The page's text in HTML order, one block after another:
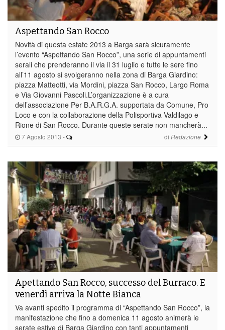
7 Agosto 2013 - di Redazione
Aspettando San Rocco
Novità di questa estate 2013 a Barga sarà sicuramente
l’evento “Aspettando San Rocco”, una serie di appuntamenti
serali che prenderanno il via il 31 luglio e tutte le sere fino
all’11 agosto si svolgeranno nella zona di Barga Giardino:
piazza Matteotti, via Mordini, piazza San Rocco, Largo Roma
e Via Giovanni Pascoli.L’organizzazione è a cura
dell’associazione Per B.A.R.G.A. supportata da Comune, Pro
Loco e con la collaborazione della Polisportiva Valdilago e
Rione di San Rocco. Durante queste serate non mancherà...
Apettando San Rocco, successo del Burraco. E
venerdì arriva la Notte Bianca
Va avanti spedito il programma di “Aspettando San Rocco”, la
manifestazione che fino a domenica 11 agosto animerà le
serate estive di Barga Giardino con tanti appuntamenti